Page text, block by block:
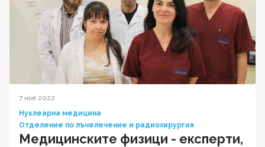
7 ное 2022
Нуклеарна медицина
Отделение по лъчелечение и радиохирургия
Медицинските физици - експерти,